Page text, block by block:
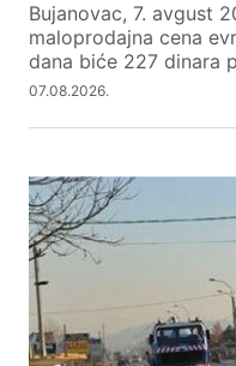
Bujanovac, 7. avgust
maloprodajna cena
dana biće 227 dinara
07.08.2026.